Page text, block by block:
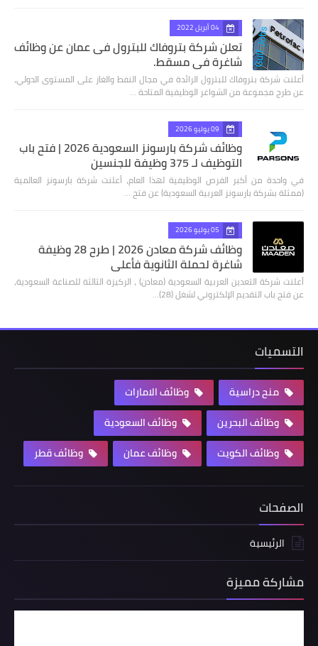
04 أبريل 2022
تعلن شركة بتروفاك للبترول فى عمان عن وظائف
شاغرة في مسقط.
أعلنت شركة بتروفاك للبترول الرائدة في مجال النفط والغاز على المستوى الدولي،
عن طرج مجموعة من الشواغر الوظيفية المتاحة …
09 يوليو 2026
وظائف شركة بارسونز السعودية 2026 | فتح باب
التوظيف لـ 375 وظيفة للجنسين
في واحدة من أكبر الفرص الوظيفية لهذا العام، أعلنت شركة بارسونز العالمية
(ممثلة بشركة بارسونز العربية السعودية) عن فتح …
05 يوليو 2026
وظائف شركة معادن 2026 | طرح 28 وظيفة
شاغرة لحملة الثانوية فأعلى
أعلنت شركة التعدين العربية السعودية (معادن) ، الركيزة الثالثة للصناعة السعودية،
عن فتح باب التقديم الإلكتروني لشغل (28)…
التسميات
منح دراسية
وظائف الامارات
وظائف البحرين
وظائف السعودية
وظائف الكويت
وظائف عمان وظائف قطر
الصفحات
الرئيسية
مشاركة مميزة